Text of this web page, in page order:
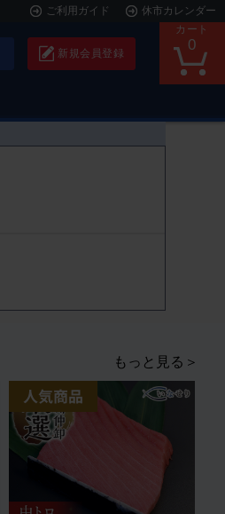
休市カレンダー
ご利用ガイド
カート
0
新規会員登録
もっと見る＞